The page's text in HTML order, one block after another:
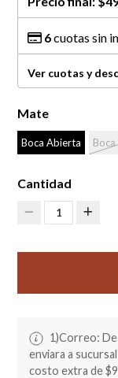
6cuotas sin
Ver cuotas y
Mate
Boca Abierta
Cantidad
1
1)Correo:
enviara a
costo extra de